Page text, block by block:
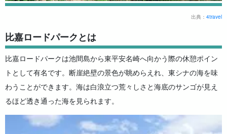
出典： 4travel
比嘉ロードパークとは
比嘉ロードパークは池間島から東平安名崎へ向かう際の休憩ポイン
トとして有名です。断崖絶壁の景色が眺めらえれ、東シナの海を味
わうことができます。海は白浪立つ荒々しさと海底のサンゴが見え
るほど透き通った海を見られます。